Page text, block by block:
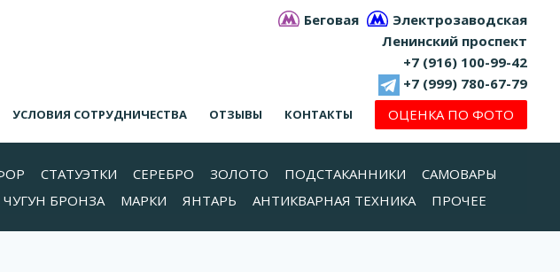
Беговая
Электрозаводская
Ленинский проспект
+7 (916) 100-99-42
+7 (999) 780-67-79
УСЛОВИЯ СОТРУДНИЧЕСТВА ОТЗЫВЫ КОНТАКТЫ ОЦЕНКА ПО ФОТО
СТАТУЭТКИ СЕРЕБРО ЗОЛОТО ПОДСТАКАННИКИ
САМОВАРЫ
ЧУГУН БРОНЗА МАРКИ ЯНТАРЬ АНТИКВАРНАЯ ТЕХНИКА ПРОЧЕЕ